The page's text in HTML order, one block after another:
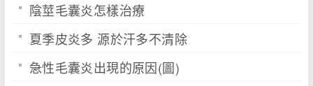
老人
綜合
陰莖毛囊炎怎樣治療
夏季皮炎多 源於汗多不清除
急性毛囊炎出現的原因(圖)